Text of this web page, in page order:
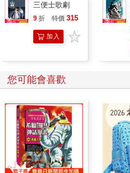
三便士歌劇
9 折 特價 315
加入
車
您可能會喜歡